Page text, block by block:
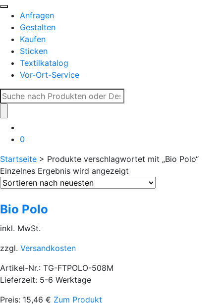
Anfragen
Gestalten
Kaufen
Sticken
Textilkatalog
Vor-Ort-Service
Suche
nach:
0
Startseite > Produkte verschlagwortet mit „Bio Polo“
Einzelnes Ergebnis wird angezeigt
Bio Polo
inkl. MwSt.
zzgl. Versandkosten
Artikel-Nr.: TG-FTPOLO-508M
Lieferzeit: 5-6 Werktage
Preis: 15,46 € Zum Produkt